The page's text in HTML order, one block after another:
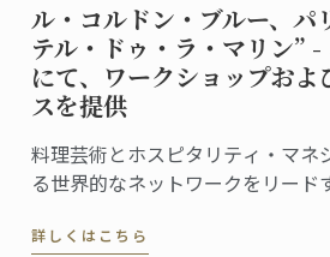
ル・コルドン・ブルー、パ
テル・ドゥ・ラ・マリン”
にて、ワークショップおよ
スを提供
料理芸術とホスピタリティ・マネ
る世界的なネットワークをリード
des Monuments Nationaux, CMN
詳しくはこちら